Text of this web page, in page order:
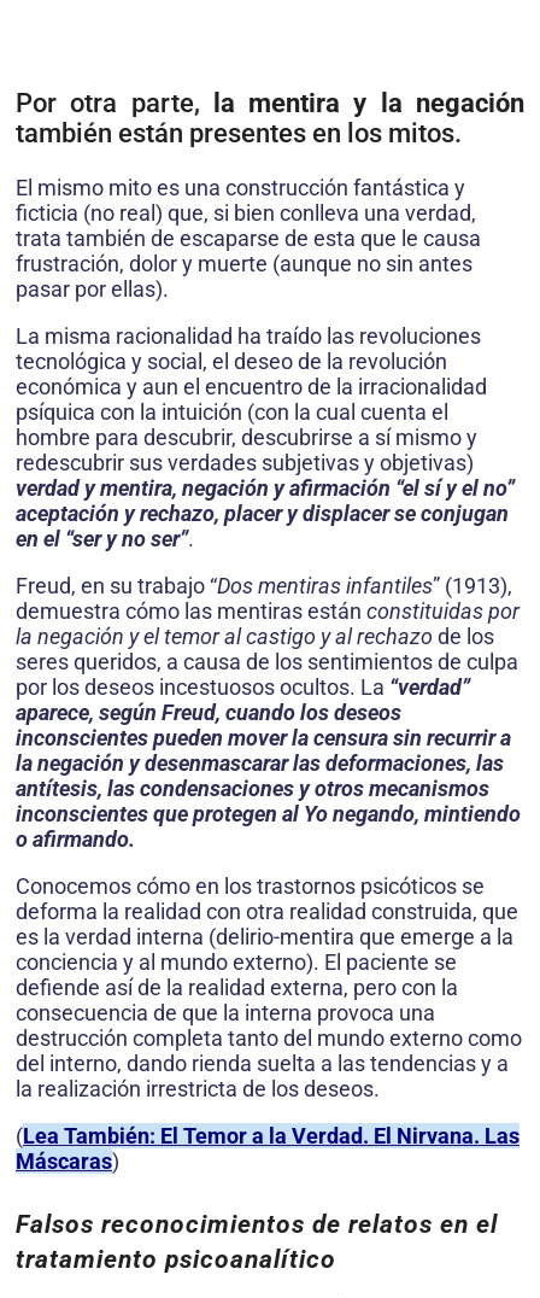
Por otra parte,
la mentira y la negación
también están presentes en los mitos.
El mismo mito es una construcción fantástica y
ficticia (no real) que, si bien conlleva una verdad,
trata también de escaparse de esta que le causa
frustración, dolor y muerte (aunque no sin antes
pasar por ellas).
La misma racionalidad ha traído las revoluciones
tecnológica y social, el deseo de la revolución
económica y aun el encuentro de la irracionalidad
psíquica con la intuición (con la cual cuenta el
hombre para descubrir, descubrirse a sí mismo y
redescubrir sus verdades subjetivas y objetivas)
verdad y mentira, negación y afirmación “el sí y el no”
aceptación y rechazo, placer y displacer se conjugan
en el “ser y no ser”.
Freud, en su trabajo “Dos mentiras infantiles” (1913),
demuestra cómo las mentiras están constituidas por
la negación y el temor al castigo y al rechazode los
seres queridos, a causa de los sentimientos de culpa
por los deseos incestuosos ocultos. La “verdad”
aparece, según Freud, cuando los deseos
inconscientes pueden mover la censura sin recurrir a
la negación y desenmascarar las deformaciones, las
antítesis, las condensaciones y otros mecanismos
inconscientes que protegen al Yo negando, mintiendo
o afirmando.
Conocemos cómo en los trastornos psicóticos se
deforma la realidad con otra realidad construida, que
es la verdad interna (delirio-mentira que emerge a la
conciencia y al mundo externo). El paciente se
defiende así de la realidad externa, pero con la
consecuencia de que la interna provoca una
destrucción completa tanto del mundo externo como
del interno, dando rienda suelta a las tendencias y a
la realización irrestricta de los deseos.
(Lea También: El Temor a la Verdad. El Nirvana. Las
Máscaras)
Falsos reconocimientos de relatos en el
tratamiento psicoanalítico